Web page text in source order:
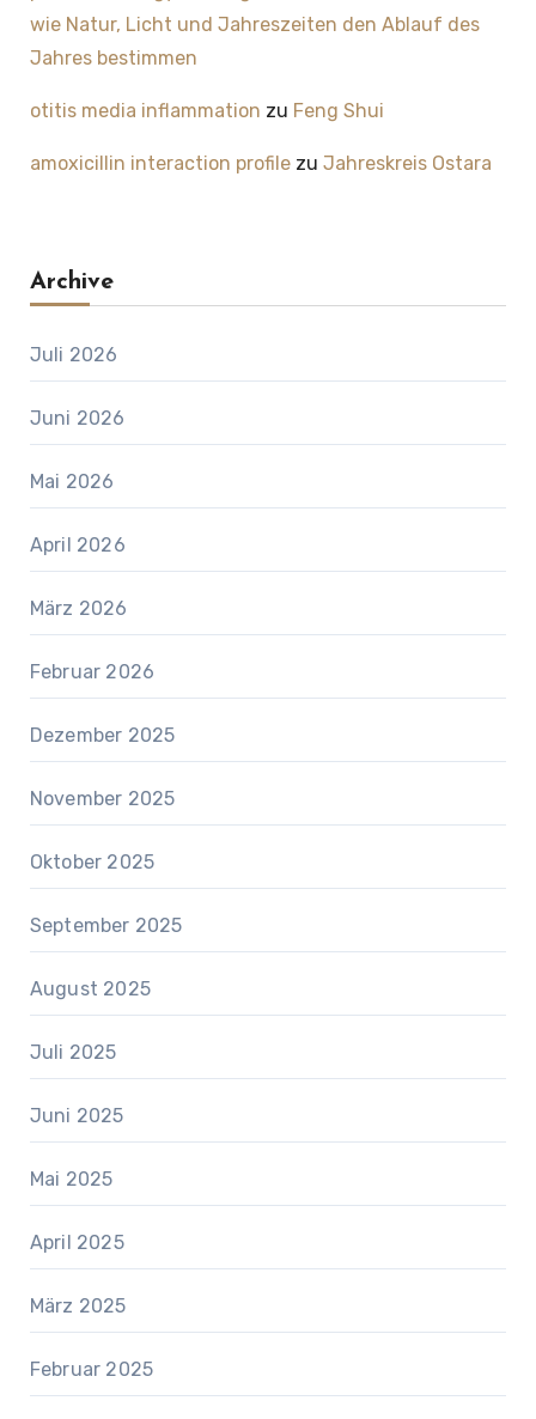
wie Natur, Licht und Jahreszeiten den Ablauf des
Jahres bestimmen
otitis media inflammation zu Feng Shui
amoxicillin interaction profilezu Jahreskreis Ostara
Archive
Juli 2026
Juni 2026
Mai 2026
April 2026
März 2026
Februar 2026
Dezember 2025
November 2025
Oktober 2025
September 2025
August 2025
Juli 2025
Juni 2025
Mai 2025
April 2025
März 2025
Februar 2025